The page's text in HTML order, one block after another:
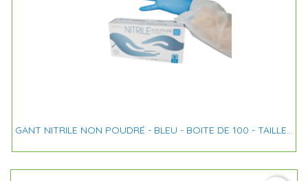
GANT NITRILE NON POUDRÉ - BLEU - BOITE DE 100 - TAILLE...